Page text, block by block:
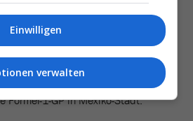
Touristinnen und Touristen.
Behörden, dass die WM-
Guadalajara und Monterrey
werden sollen. Zudem hat Mexiko
dass Gross-Events trotz
reibungslos durchgeführt werden
Formel-1-GP in Mexiko-Stadt.
Einwilligen
verwalten